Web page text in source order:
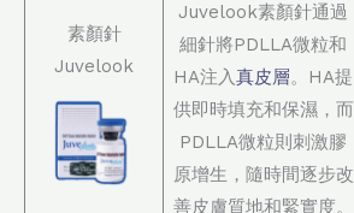
素顏針
Juvelook
Juvelook素顏針通過
細針將PDLLA微粒和
HA注入真皮層。HA提
供即時填充和保濕，而
PDLLA微粒則刺激膠
原增生，隨時間逐步改
善皮膚質地和緊實度。